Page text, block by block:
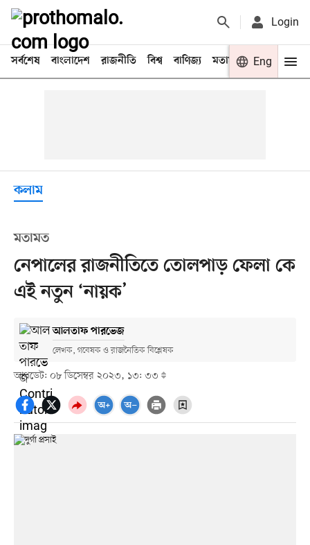
Login
সর্বশেষ বাংলাদেশ রাজনীতি বিশ্ব বাণিজ্য মতামত খেলা
Eng
কলাম
মতামত
নেপালের রাজনীতিতে তোলপাড় ফেলা কে
এই নতুন ‘নায়ক’
আলতাফ পারভেজ
লেখক, গবেষক ও রাজনৈতিক বিশ্লেষক
আপডেট: ০৮ ডিসেম্বর ২০২৩, ১৩: ৩৩